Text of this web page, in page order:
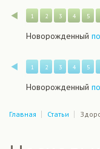
Назад
1 2 3 4 5
Новорожденный
Назад
1 2 3 4 5
Новорожденный
Главная Статьи